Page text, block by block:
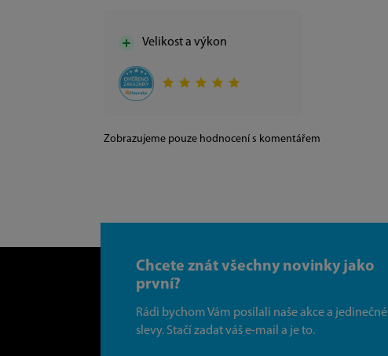
Velikost a výkon
Zobrazujeme pouze hodnocení s komentářem
Chcete znát všechny novinky jako
první?
Rádi bychom Vám posílali naše akce a jedinečné
slevy. Stačí zadat váš e-mail a je to.